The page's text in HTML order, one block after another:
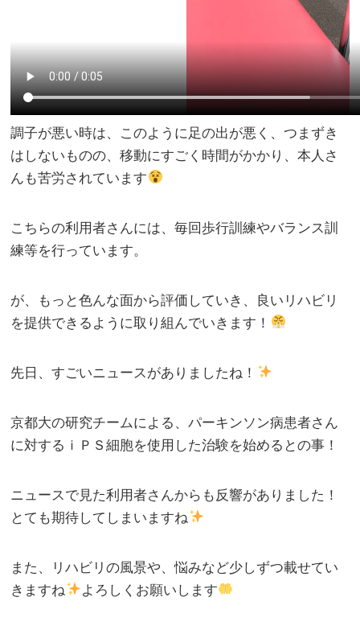
調子が悪い時は、このように足の出が悪く、つまずき
はしないものの、移動にすごく時間がかかり、本人さ
んも苦労されています
こちらの利用者さんには、毎回歩行訓練やバランス訓
練等を行っています。
が、もっと色んな面から評価していき、良いリハビリ
を提供できるように取り組んでいきます！
先日、すごいニュースがありましたね！
京都大の研究チームによる、パーキンソン病患者さん
に対するｉＰＳ細胞を使用した治験を始めるとの事！
ニュースで見た利用者さんからも反響がありました！
とても期待してしまいますね
また、リハビリの風景や、悩みなど少しずつ載せてい
きますね
よろしくお願いします